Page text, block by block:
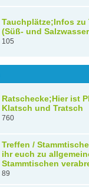
Tauchplätze;Infos zu
(Süß- und Salzwasser
105
Ratschecke;Hier ist
Klatsch und Tratsch
760
Treffen /
ihr euch zu
Stammtischen
89